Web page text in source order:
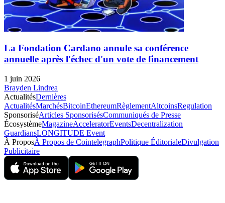
La Fondation Cardano annule sa conférence
annuelle après l'échec d'un vote de financement
1 juin 2026
Brayden Lindrea
ActualitésDernières
ActualitésMarchésBitcoinEthereumRèglementAltcoinsRegulation
SponsoriséArticles SponsorisésCommuniqués de Presse
ÉcosystèmeMagazineAcceleratorEventsDecentralization
GuardiansLONGITUDE Event
À ProposÀ Propos de CointelegraphPolitique ÉditorialeDivulgation
Publicitaire